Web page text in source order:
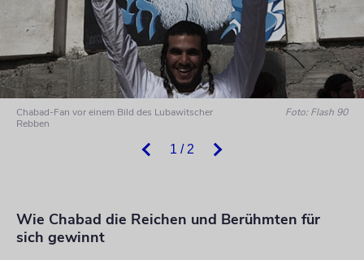
1 / 2
Chabad-Fan vor einem Bild des Lubawitscher
Rebben
Foto: Flash 90
Wie Chabad die Reichen und Berühmten für
sich gewinnt